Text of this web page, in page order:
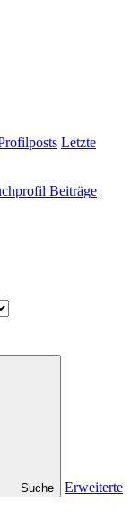
Letzte
Beiträge
Suche
Erweiterte